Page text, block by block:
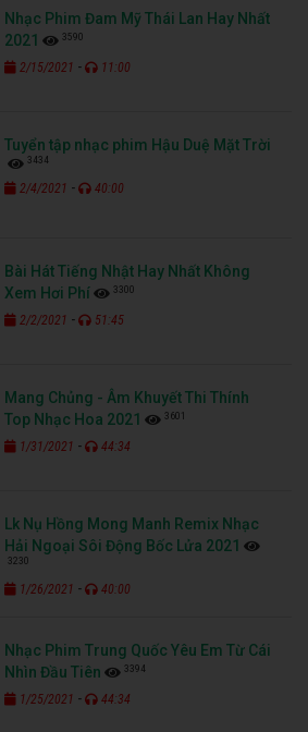
Nhạc Phim Đam Mỹ Thái Lan Hay Nhất
2021
3590
2/15/2021 - 11:00
Tuyển tập nhạc phim Hậu Duệ Mặt Trời
3434
2/4/2021 - 40:00
Bài Hát Tiếng Nhật Hay Nhất Không
Xem Hơi Phí
3300
2/2/2021 - 51:45
Mang Chủng - Âm Khuyết Thi Thính
Top Nhạc Hoa 2021
3601
1/31/2021 - 44:34
Lk Nụ Hồng Mong Manh Remix Nhạc
Hải Ngoại Sôi Động Bốc Lửa 2021
3230
1/26/2021 - 40:00
Nhạc Phim Trung Quốc Yêu Em Từ Cái
Nhìn Đầu Tiên
3394
1/25/2021 - 44:34